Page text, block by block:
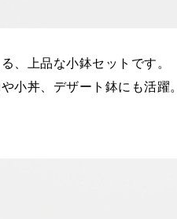
、上品な小鉢セットです。
小丼、デザート鉢にも活躍。